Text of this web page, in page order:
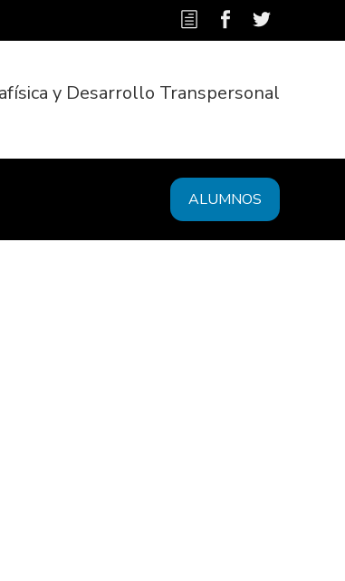
y Desarrollo Transpersonal
ALUMNOS